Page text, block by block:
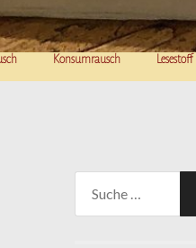
Konsumrausch Lesestoff
nach: